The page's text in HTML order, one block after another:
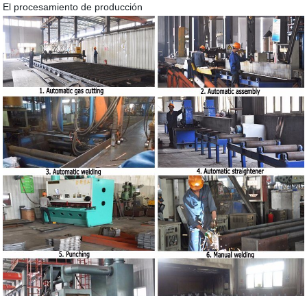
El procesamiento de producción